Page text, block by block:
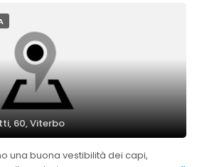
60, Viterbo